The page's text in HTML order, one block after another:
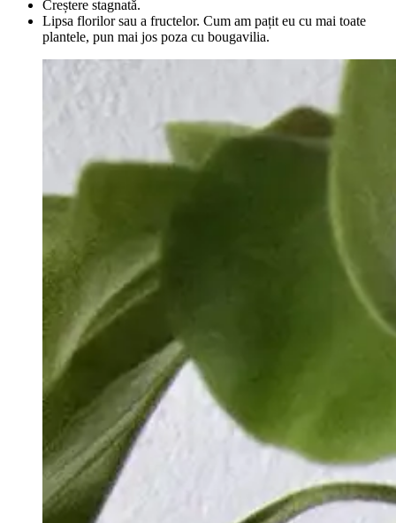
Creștere stagnată.
Lipsa florilor sau a fructelor. Cum am pațit eu cu mai toate
plantele, pun mai jos poza cu bougavilia.